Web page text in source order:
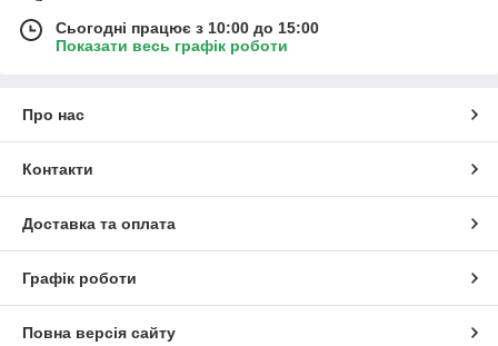
Сьогодні працює з 10:00 до 15:00
Показати весь графік роботи
Про нас
Контакти
Доставка та оплата
Графік роботи
Повна версія сайту